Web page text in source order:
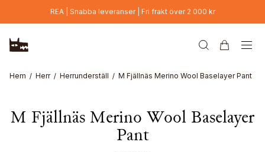
Hoppa till huvudinnehållREA | Snabba leveranser | Fri frakt över 2 000 kr
Hem Herr Herrunderställ M Fjällnäs Merino Wool Baselayer Pant
M Fjällnäs Merino Wool Baselayer
Pant